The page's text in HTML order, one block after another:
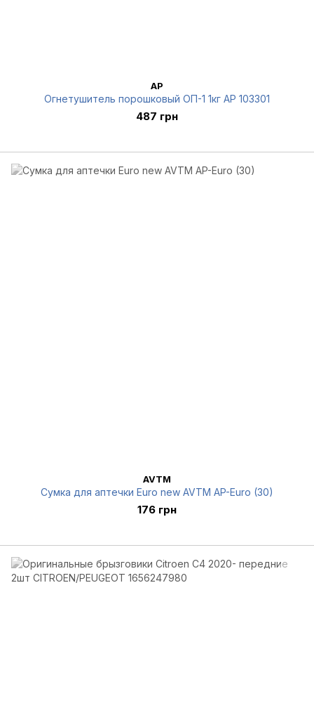
AP
Огнетушитель порошковый ОП-1 1кг AP 103301
487 грн
AVTM
Сумка для аптечки Euro new AVTM AP-Euro (30)
176 грн